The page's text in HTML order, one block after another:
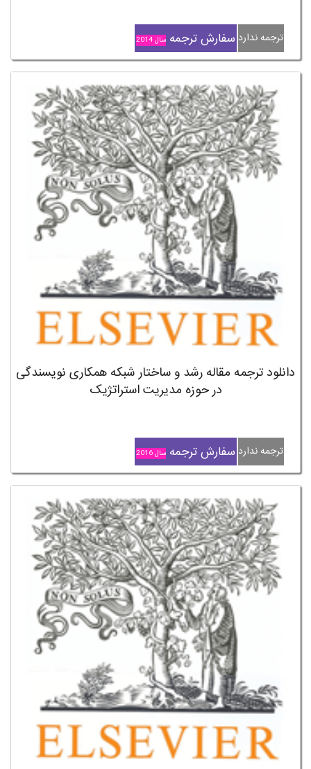
ترجمه ندارد سفارش ترجمه سال 2014
دانلود ترجمه مقاله رشد و ساختار شبکه همکاری نویسندگی
در حوزه مدیریت استراتژیک
ترجمه ندارد سفارش ترجمه سال 2016